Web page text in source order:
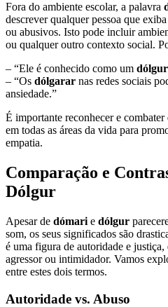
Fora do ambiente escolar, a palavra
descrever qualquer pessoa que
ou abusivos. Isto pode incluir
ou qualquer outro contexto social.
– “Ele é conhecido como um dólgur
– “Os dólgarar nas redes sociais
ansiedade.”
É importante reconhecer e
em todas as áreas da vida para
empatia.
Comparação e
Dólgur
Apesar de dómari e dólgur
som, os seus significados são
é uma figura de autoridade e justiça,
agressor ou intimidador. Vamos
entre estes dois termos.
Autoridade vs. Abuso